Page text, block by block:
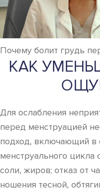
Почему болит грудь
КАК
Для ослабления
перед менструацией
подход, включающий в
менструального цикла
соли, жиров; отказ от
ношения тесной,